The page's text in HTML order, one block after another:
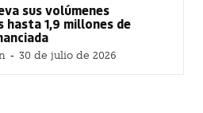
sus volúmenes
hasta 1,9 millones de
- 30 de julio de 2026